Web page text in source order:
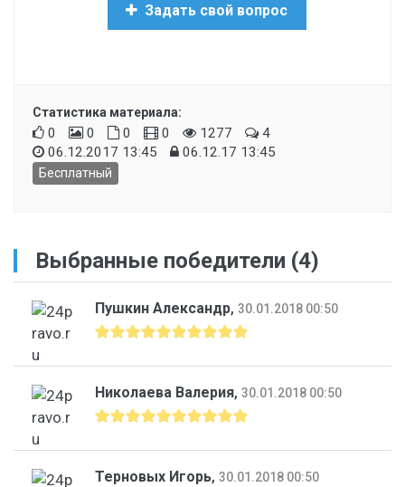
Задать свой вопрос
Статистика материала:
0 0 0 0 1277
4
06.12.2017 13:45
06.12.17 13:45
Бесплатный
Выбранные победители (4)
Пушкин Александр, 30.01.2018 00:50
Николаева Валерия, 30.01.2018 00:50
Терновых Игорь, 30.01.2018 00:50